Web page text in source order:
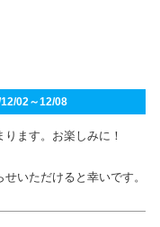
02～12/08
ます。お楽しみに！
せいただけると幸いです。